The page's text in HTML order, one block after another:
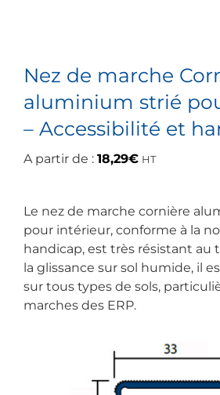
Nez de marche
aluminium strié
– Accessibilité et
A partir de : 18,29€ HT
Le nez de marche cornière
pour intérieur, conforme à la
handicap, est très résistant au
la glissance sur sol humide, il
sur tous types de sols,
marches des ERP.